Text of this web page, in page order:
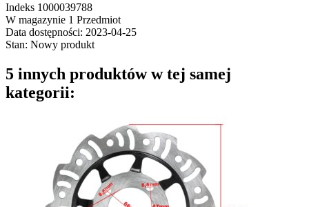
Indeks 1000039788
W magazynie 1 Przedmiot
Data dostępności: 2023-04-25
Stan: Nowy produkt
5 innych produktów w tej samej
kategorii: